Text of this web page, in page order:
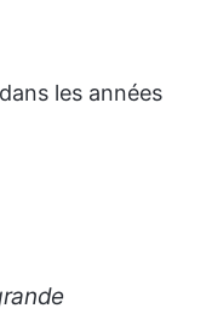
les années